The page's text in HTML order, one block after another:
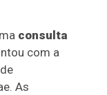
consulta
com a
As